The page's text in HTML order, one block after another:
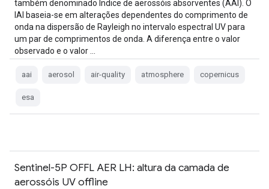
também denominado Índice de aerossóis absorventes (AAI). O
IAI baseia-se em alterações dependentes do comprimento de
onda na dispersão de Rayleigh no intervalo espectral UV para
um par de comprimentos de onda. A diferença entre o valor
observado e o valor …
aai aerosol air-quality atmosphere copernicus
esa
Sentinel-5P OFFL AER LH: altura da camada de
aerossóis UV offline